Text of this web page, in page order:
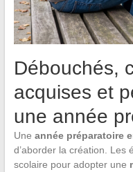
Débouchés,
acquises et
une année
Une année préparatoire
d’aborder la création. Les
scolaire pour adopter une